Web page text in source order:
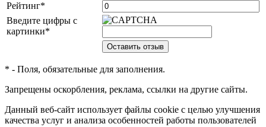
Рейтинг*
Введите цифры с
картинки*
* - Поля, обязательные для заполнения.
Запрещены оскорбления, реклама, ссылки на другие сайты.
Данный веб-сайт использует файлы cookie с целью улучшения
качества услуг и анализа особенностей работы пользователей